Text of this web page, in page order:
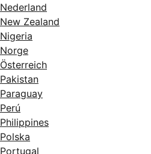
Nederland
New Zealand
Nigeria
Norge
Österreich
Pakistan
Paraguay
Perú
Philippines
Polska
Portugal